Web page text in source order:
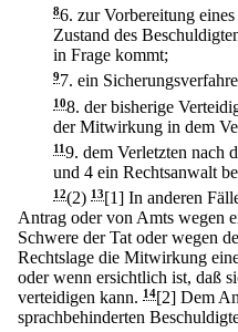
86. zur Vorbereitung
Zustand des
in Frage kommt;
97. ein
108. der bisherige
der Mitwirkung in dem
11 9. dem Verletzten nach
und 4 ein Rechtsanwalt
12(2) 13[1] In anderen
Antrag oder von Amts wegen
Schwere der Tat oder wegen
Rechtslage die Mitwirkung
oder wenn ersichtlich ist, daß
verteidigen kann. 14[2] Dem
sprachbehinderten